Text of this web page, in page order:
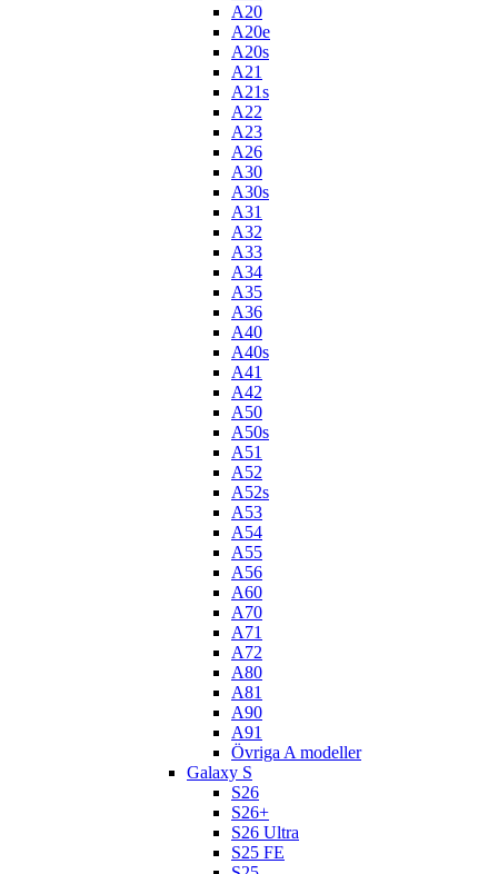
A20
A20e
A20s
A21
A21s
A22
A23
A26
A30
A30s
A31
A32
A33
A34
A35
A36
A40
A40s
A41
A42
A50
A50s
A51
A52
A52s
A53
A54
A55
A56
A60
A70
A71
A72
A80
A81
A90
A91
Övriga A modeller
Galaxy S
S26
S26+
S26 Ultra
S25 FE